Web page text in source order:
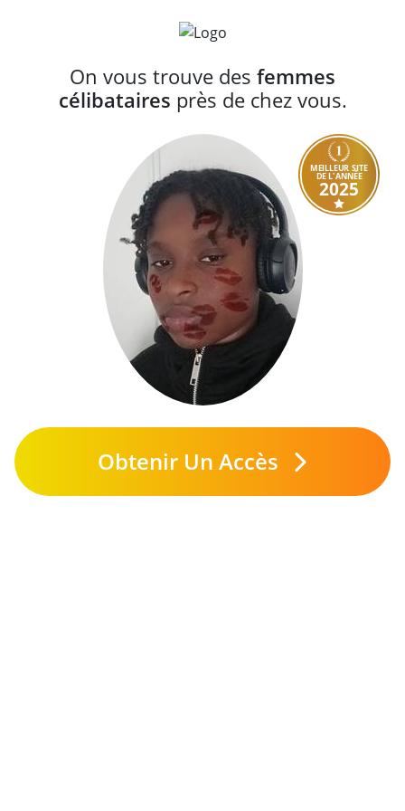
On vous trouve des femmes
célibataires près de chez vous.
MEILLEUR SITE
DE L'ANNÉE
2025
Obtenir Un Accès